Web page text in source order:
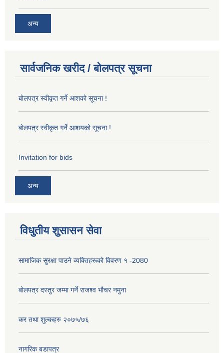
अन्य
सार्वजनिक खरीद / बोलपत्र सूचना
बोलपत्र स्वीकृत गर्ने आशको सूचना !
बोलपत्र स्वीकृत गर्ने आशयको सूचना !
Invitation for bids
अन्य
विधुतीय शुसासन सेवा
सामाजिक सुरक्षा पाउने व्यक्तिहरूको विवरण १ -2080
बोलपत्र दस्तुर जम्मा गर्ने राजश्व भौचर नमुना
कर तथा शुल्कहरु २०७५/७६
नागरिक बडापत्र